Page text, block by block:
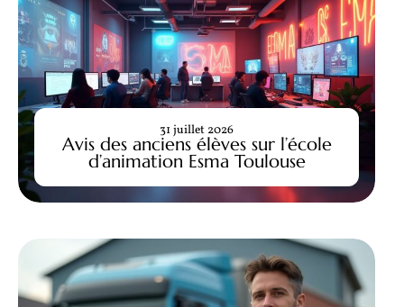
Avis des anciens élèves sur l’école
d’animation Esma Toulouse
31 juillet 2026